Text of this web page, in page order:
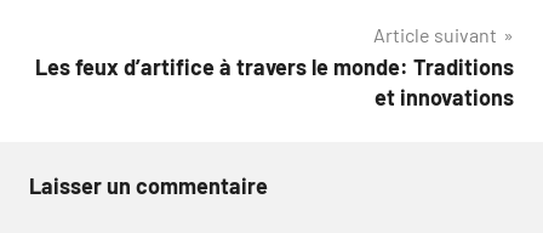
Article suivant
Les feux d’artifice à travers le monde: Traditions
et innovations
Laisser un commentaire